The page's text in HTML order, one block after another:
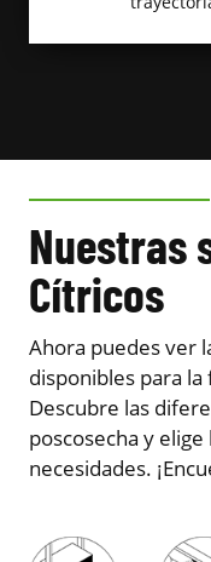
Nuestras
Cítricos
Ahora puedes ver
disponibles para
Descubre las
poscosecha y
necesidades.